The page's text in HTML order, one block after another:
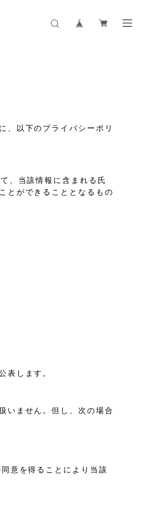
、以下のプライバシーポリ
、当該情報に含まれる氏
とができることとなるもの
表します。
いません。但し、次の場合
意を得ることにより当該